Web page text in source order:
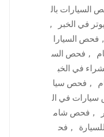
السيارات بال
في الخبر
,
, فحص السيارا
, فحص الس
في الخب
, فحص سيا
في ال
, فحص شام
, فح